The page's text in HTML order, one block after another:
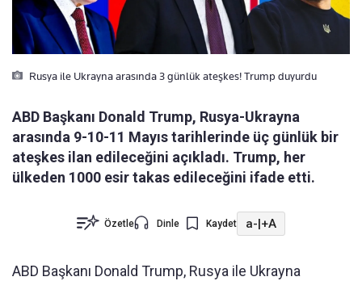
Rusya ile Ukrayna arasında 3 günlük ateşkes! Trump duyurdu
ABD Başkanı Donald Trump, Rusya-Ukrayna
arasında 9-10-11 Mayıs tarihlerinde üç günlük bir
ateşkes ilan edileceğini açıkladı. Trump, her
ülkeden 1000 esir takas edileceğini ifade etti.
Özetle Dinle Kaydet a-|+A
ABD Başkanı Donald Trump, Rusya ile Ukrayna